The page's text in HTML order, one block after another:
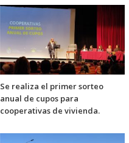
Se realiza el primer sorteo
anual de cupos para
cooperativas de vivienda.